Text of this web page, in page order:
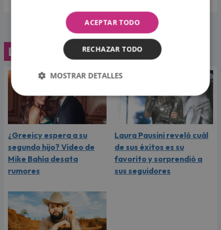
Lo último
¿Greeicy espera a su
segundo hijo? Video de
Mike Bahía desata
rumores
Laura Pausini reveló cuál
de sus éxitos es su
favorito y sorprendió a
sus seguidores
ACEPTAR TODO
RECHAZAR TODO
MOSTRAR DETALLES